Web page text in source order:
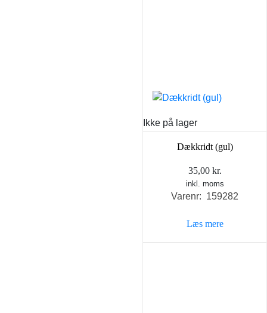
Ikke på lager
Dækkridt (gul)
35,00 kr.
inkl. moms
Varenr: 159282
Læs mere